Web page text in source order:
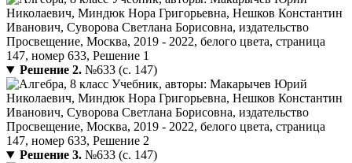
Решение 2.№633 (с. 147)
Решение 3.№633 (с. 147)